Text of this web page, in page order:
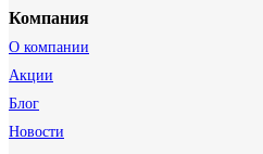
Компания
О компании
Акции
Блог
Новости